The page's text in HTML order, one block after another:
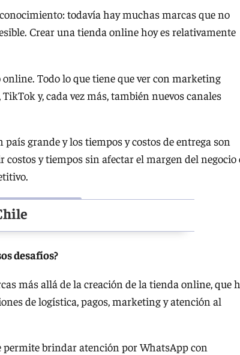
todavía hay muchas marcas que no
Crear una tienda online hoy es relativamente
Todo lo que tiene que ver con marketing
y, cada vez más, también nuevos canales
grande y los tiempos y costos de entrega son
y tiempos sin afectar el margen del negocio
desafíos?
más allá de la creación de la tienda online, que
de logística, pagos, marketing y atención al
brindar atención por WhatsApp con